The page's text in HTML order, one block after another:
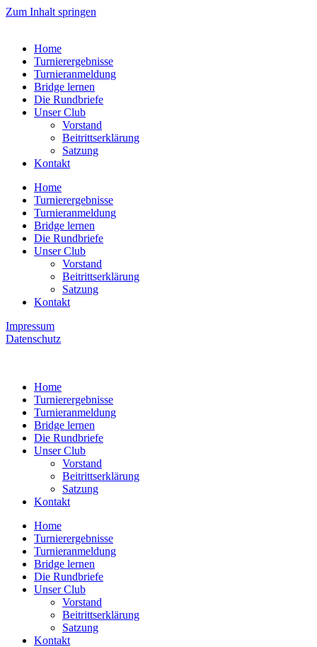
Zum Inhalt springen
Home
Turnierergebnisse
Turnieranmeldung
Bridge lernen
Die Rundbriefe
Unser Club
Vorstand
Beitrittserklärung
Satzung
Kontakt
Home
Turnierergebnisse
Turnieranmeldung
Bridge lernen
Die Rundbriefe
Unser Club
Vorstand
Beitrittserklärung
Satzung
Kontakt
Impressum
Datenschutz
Home
Turnierergebnisse
Turnieranmeldung
Bridge lernen
Die Rundbriefe
Unser Club
Vorstand
Beitrittserklärung
Satzung
Kontakt
Home
Turnierergebnisse
Turnieranmeldung
Bridge lernen
Die Rundbriefe
Unser Club
Vorstand
Beitrittserklärung
Satzung
Kontakt